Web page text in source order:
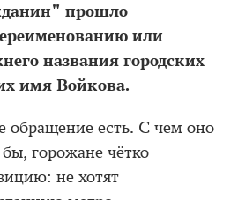
прошло
или
названия городских
имя Войкова.
обращение есть. С чем оно
бы, горожане чётко
не хотят